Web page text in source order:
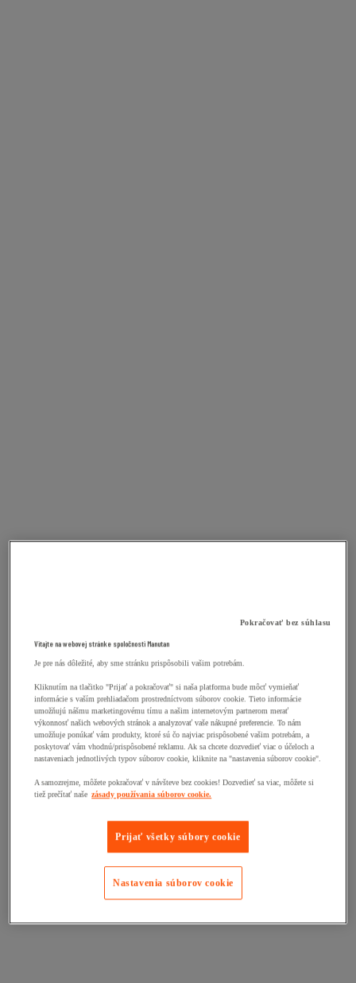
Pokračovať bez súhlasu
Vitajte na webovej stránke spoločnosti Manutan
Je pre nás dôležité, aby sme stránku prispôsobili vašim potrebám.
Kliknutím na tlačitko "Prijať a pokračovať" si naša platforma bude môcť vymieňať
informácie s vaším prehliadačom prostredníctvom súborov cookie. Tieto informácie
umožňujú nášmu marketingovému tímu a našim internetovým partnerom merať
výkonnosť našich webových stránok a analyzovať vaše nákupné preferencie. To nám
umožňuje ponúkať vám produkty, ktoré sú čo najviac prispôsobené vašim potrebám, a
poskytovať vám vhodnú/prispôsobené reklamu. Ak sa chcete dozvedieť viac o účeloch a
nastaveniach jednotlivých typov súborov cookie, kliknite na "nastavenia súborov cookie".
A samozrejme, môžete pokračovať v návšteve bez cookies! Dozvedieť sa viac, môžete si
tiež prečítať naše zásady používania súborov cookie.
Prijať všetky súbory cookie
Nastavenia súborov cookie